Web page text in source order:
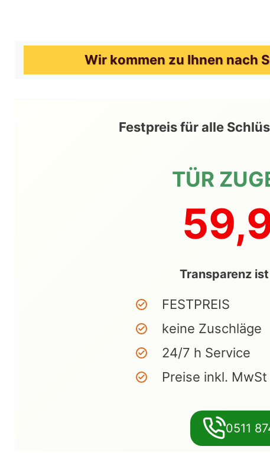
Wir kommen zu Ihnen nach
Festpreis für alle
TÜR
Transparenz
FESTPREIS
keine Zuschläge
24/7 h Service
Preise inkl. MwSt
0511